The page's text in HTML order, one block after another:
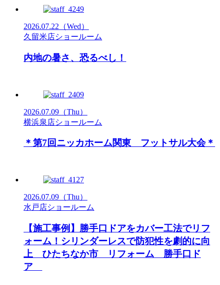
2026.07.22 （Wed）
久留米店ショールーム
内地の暑さ、恐るべし！
2026.07.09 （Thu）
横浜泉店ショールーム
＊第7回ニッカホーム関東 フットサル大会＊
2026.07.09 （Thu）
水戸店ショールーム
【施工事例】勝手口ドアをカバー工法でリフ
ォーム！シリンダーレスで防犯性を劇的に向
上 ひたちなか市 リフォーム 勝手口ド
ア